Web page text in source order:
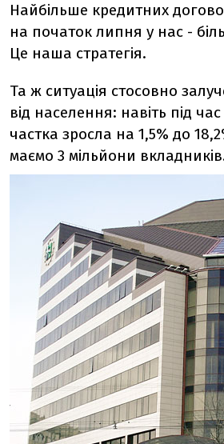
Найбільше кредитних
на початок липня у нас -
Це наша стратегія.
Та ж ситуація стосовно
від населення: навіть під
частка зросла на 1,5% до
маємо 3 мільйони